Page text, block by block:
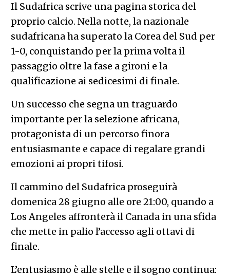
Il Sudafrica scrive una pagina storica del
proprio calcio. Nella notte, la nazionale
sudafricana ha superato la Corea del Sud per
1-0, conquistando per la prima volta il
passaggio oltre la fase a gironi e la
qualificazione ai sedicesimi di finale.
Un successo che segna un traguardo
importante per la selezione africana,
protagonista di un percorso finora
entusiasmante e capace di regalare grandi
emozioni ai propri tifosi.
Il cammino del Sudafrica proseguirà
domenica 28 giugno alle ore 21:00, quando a
Los Angeles affronterà il Canada in una sfida
che mette in palio l’accesso agli ottavi di
finale.
L’entusiasmo è alle stelle e il sogno continua: